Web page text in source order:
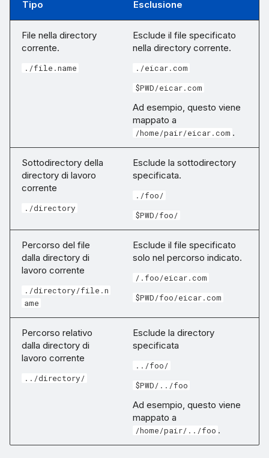
Tipo Esclusione
File nella directory
corrente.
./file.name
Esclude il file specificato
nella directory corrente.
./eicar.com
$PWD/eicar.com
Ad esempio, questo viene
mappato a
/home/pair/eicar.com .
Sottodirectory della
directory di lavoro
corrente
./directory
Esclude la sottodirectory
specificata.
./foo/
$PWD/foo/
Percorso del file
dalla directory di
lavoro corrente
./directory/file.n
ame
Esclude il file specificato
solo nel percorso indicato.
/.foo/eicar.com
$PWD/foo/eicar.com
Percorso relativo
dalla directory di
lavoro corrente
../directory/
Esclude la directory
specificata
../foo/
$PWD/../foo
Ad esempio, questo viene
mappato a
/home/pair/../foo .